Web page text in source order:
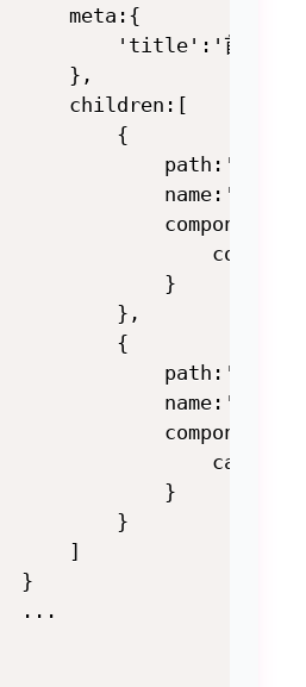
meta:{
'title':'首页',
},
children:[
{
path:'/
name:'联系我
components:
}
},
{
path:'/
name:'分类',
components:
}
}
]
}
...